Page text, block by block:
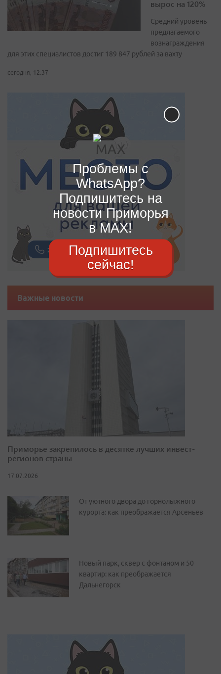
вырос на 120%
Средний уровень
предлагаемого
вознаграждения
для этих специалистов достиг 189 847 рублей за вахту
сегодня, 12:37
Важные новости
Приморье закрепилось в десятке лучших инвест-
регионов страны
17.07.2026
От уютного двора до горнолыжного
курорта: как преображается Арсеньев
Новый парк, сквер с фонтаном и 50
квартир: как преображается
Дальнегорск
Проблемы с
WhatsApp?
Подпишитесь на
новости Приморья
в MAX!
Подпишитесь
сейчас!